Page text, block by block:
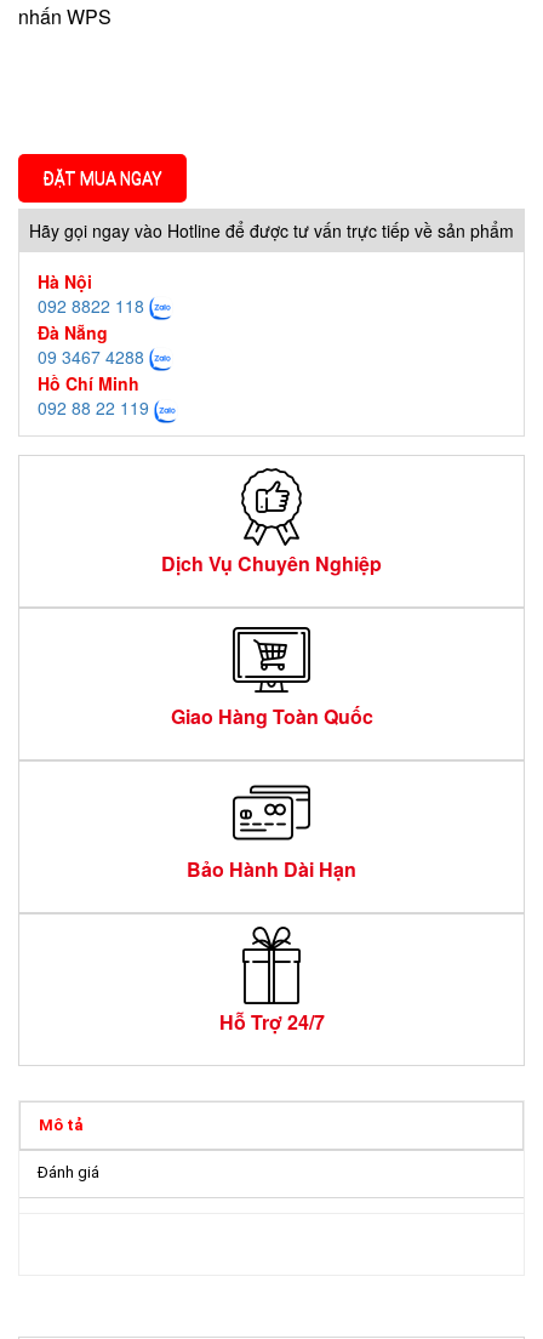
nhấn WPS
ĐẶT MUA NGAY
Hãy gọi ngay vào Hotline để được tư vấn trực tiếp về sản phẩm
Hà Nội
092 8822 118
Đà Nẵng
09 3467 4288
Hồ Chí Minh
092 88 22 119
Dịch Vụ Chuyên Nghiệp
Giao Hàng Toàn Quốc
Bảo Hành Dài Hạn
Hỗ Trợ 24/7
Mô tả
Đánh giá